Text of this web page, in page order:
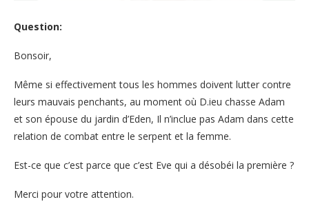
Question:
Bonsoir,
Même si effectivement tous les hommes doivent lutter contre
leurs mauvais penchants, au moment où D.ieu chasse Adam
et son épouse du jardin d’Eden, Il n’inclue pas Adam dans cette
relation de combat entre le serpent et la femme.
Est-ce que c’est parce que c’est Eve qui a désobéi la première ?
Merci pour votre attention.